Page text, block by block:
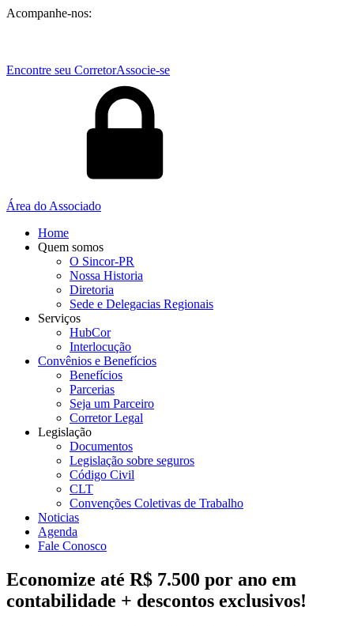
Acompanhe-nos:
Encontre seu CorretorAssocie-se
Área do Associado
Home
Quem somos
O Sincor-PR
Nossa Historia
Diretoria
Sede e Delegacias Regionais
Serviços
HubCor
Interlocução
Convênios e Benefícios
Benefícios
Parcerias
Seja um Parceiro
Corretor Legal
Legislação
Documentos
Legislação sobre seguros
Código Civil
CLT
Convenções Coletivas de Trabalho
Noticias
Agenda
Fale Conosco
Economize até R$ 7.500 por ano em
contabilidade + descontos exclusivos!